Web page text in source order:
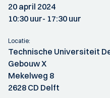
20 april 2024
10:30 uur- 17:30 uur
Locatie:
Technische Universiteit
Gebouw X
Mekelweg 8
2628 CD Delft